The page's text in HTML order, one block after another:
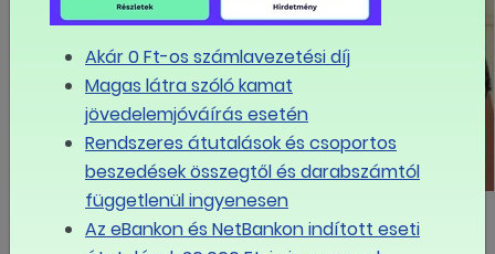
Akár 0 Ft-os számlavezetési díj
Magas látra szóló kamat
jövedelemjóváírás esetén
Rendszeres átutalások és csoportos
beszedések összegtől és darabszámtól
függetlenül ingyenesen
Az eBankon és NetBankon indított eseti